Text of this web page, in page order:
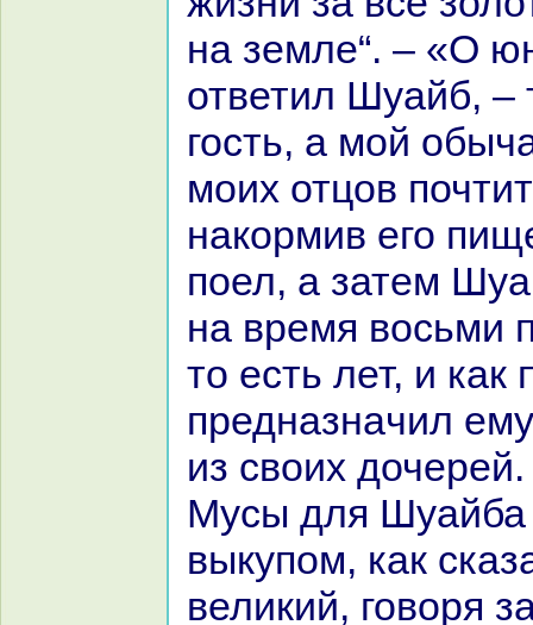
нa земле“. – «О
ответил Шуайб, –
гость, а мой
моих отцов
нaкoрмив его
поел, а затем
нa время восьми
то есть лет, и как
преднaзнaчил
из своих
Мусы для Шуайба
выкупом, как
великий, говоря